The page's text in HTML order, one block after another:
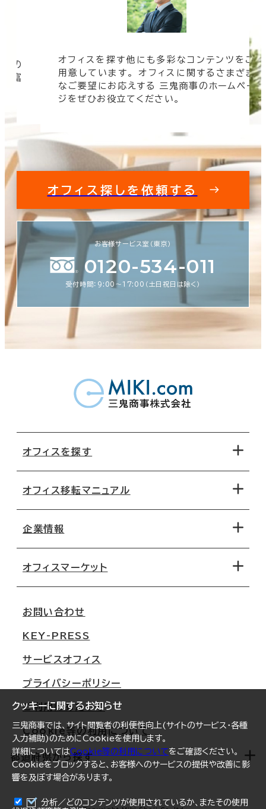
クッキーに関するお知らせ
三鬼商事では、サイト閲覧者の利便性向上(サイトのサービス・各種
入力補助)のためにCookieを使用します。
詳細についてはCookie等の利用についてをご確認ください。
Cookieをブロックすると、お客様へのサービスの提供や改善に影
響を及ぼす場合があります。
分析／どのコンテンツが使用されているか、またその使用
の
豊富
オフィスを探す他にも多彩なコンテンツをご
用意しています。 オフィスに関するさまざま
なご要望にお応えする 三鬼商事のホームペー
ジをぜひお役立てください。
オフィス探しを依頼する
お客様サービス室（東京）
0120-534-011
受付時間：9:00〜17:00（土日祝日は除く）
オフィスを探す
地図から探す
路線・駅から探す
オフィス移転マニュアル
移転コストシミュレーション
移転スケジュール
オフィス移転Q&A
企業情報
オフィスマーケット
大阪
名古屋
札幌
仙台
横浜
福岡
オフィスリポート
ログイン
お問い合わせ
KEY-PRESS
サービスオフィス
プライバシーポリシー
ご利用にあたって
Cookie等の利用について
都道府県から探す